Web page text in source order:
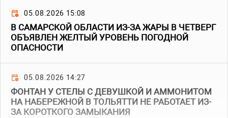
05.08.2026 15:08
В САМАРСКОЙ ОБЛАСТИ ИЗ-ЗА ЖАРЫ В ЧЕТВЕРГ
ОБЪЯВЛЕН ЖЕЛТЫЙ УРОВЕНЬ ПОГОДНОЙ
ОПАСНОСТИ
05.08.2026 14:27
ФОНТАН У СТЕЛЫ С ДЕВУШКОЙ И АММОНИТОМ
НА НАБЕРЕЖНОЙ В ТОЛЬЯТТИ НЕ РАБОТАЕТ ИЗ-
ЗА КОРОТКОГО ЗАМЫКАНИЯ